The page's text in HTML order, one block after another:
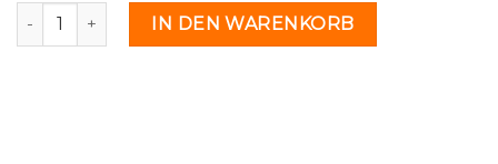
Ral 9003 - 2156813 MengeIN DEN WARENKORB